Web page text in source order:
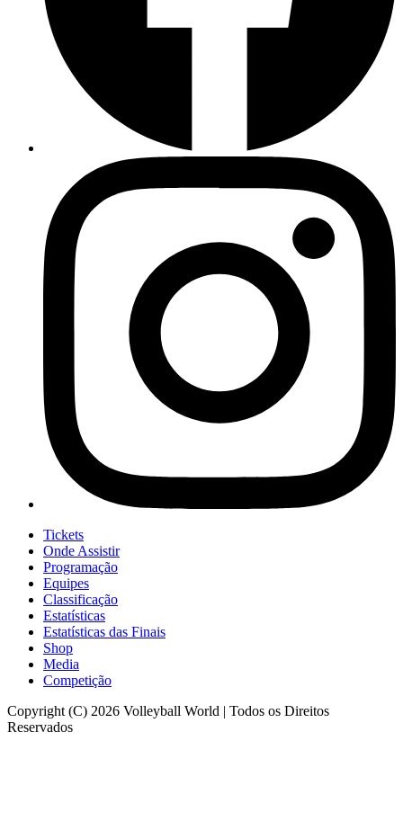
Tickets
Onde Assistir
Programação
Equipes
Classificação
Estatísticas
Estatísticas das Finais
Shop
Media
Competição
Copyright (C) 2026 Volleyball World | Todos os Direitos
Reservados